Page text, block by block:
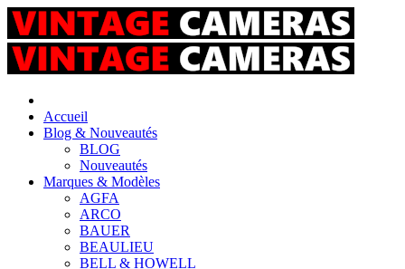
Accueil
Blog & Nouveautés
BLOG
Nouveautés
Marques & Modèles
AGFA
ARCO
BAUER
BEAULIEU
BELL & HOWELL